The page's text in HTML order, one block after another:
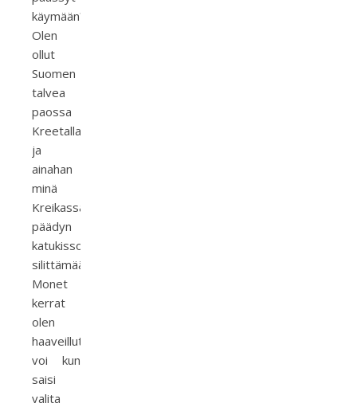
käymään?
Olen
ollut
Suomen
talvea
paossa
Kreetalla
ja
ainahan
minä
Kreikassa
päädyn
katukissoja
silittämään.
Monet
kerrat
olen
haaveillut,
voi kun
saisi
valita